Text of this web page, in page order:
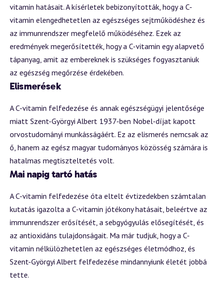
vitamin hatásait. A kísérletek bebizonyították, hogy a C-
vitamin elengedhetetlen az egészséges sejtműködéshez és
az immunrendszer megfelelő működéséhez. Ezek az
eredmények megerősítették, hogy a C-vitamin egy alapvető
tápanyag, amit az embereknek is szükséges fogyasztaniuk
az egészség megőrzése érdekében.
Elismerések
A C-vitamin felfedezése és annak egészségügyi jelentősége
miatt Szent-Györgyi Albert 1937-ben Nobel-díjat kapott
orvostudományi munkásságáért. Ez az elismerés nemcsak az
ő, hanem az egész magyar tudományos közösség számára is
hatalmas megtiszteltetés volt.
Mai napig tartó hatás
A C-vitamin felfedezése óta eltelt évtizedekben számtalan
kutatás igazolta a C-vitamin jótékony hatásait, beleértve az
immunrendszer erősítését, a sebgyógyulás elősegítését, és
az antioxidáns tulajdonságait. Ma már tudjuk, hogy a C-
vitamin nélkülözhetetlen az egészséges életmódhoz, és
Szent-Györgyi Albert felfedezése mindannyiunk életét jobbá
tette.